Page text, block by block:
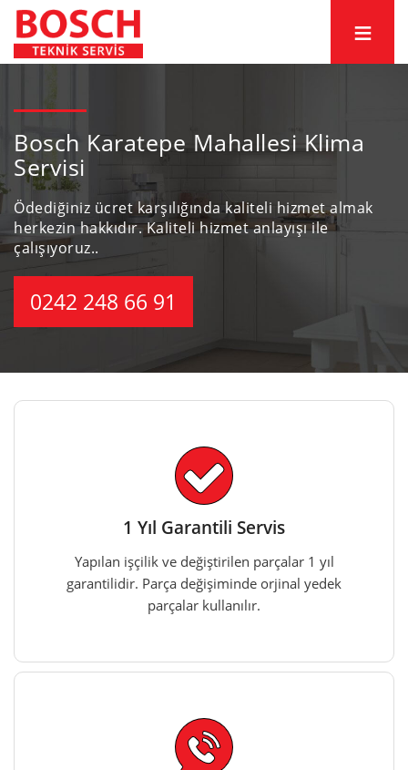
Bosch Karatepe Mahallesi Klima
Servisi
Ödediğiniz ücret karşılığında kaliteli hizmet almak
herkezin hakkıdır.Kaliteli hizmet anlayışı ile
çalışıyoruz..
0242 248 66 91
1 Yıl Garantili Servis
Yapılan işçilik ve değiştirilen parçalar 1 yıl
garantilidir. Parça değişiminde orjinal yedek
parçalar kullanılır.